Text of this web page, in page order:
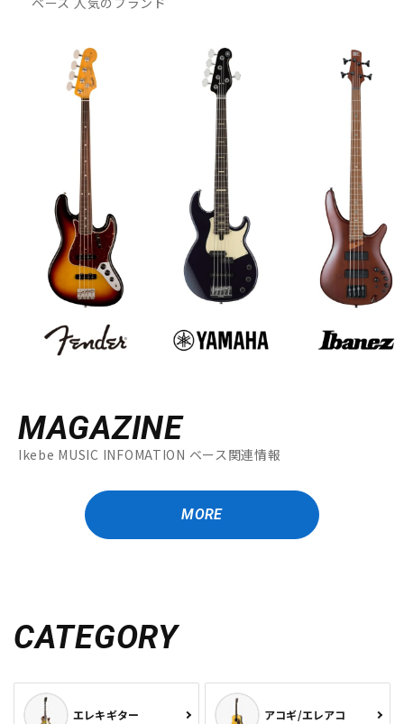
MAGAZINE
Ikebe MUSIC INFOMATION ベース関連情報
MORE
CATEGORY
エレキギター アコギ/エレアコ